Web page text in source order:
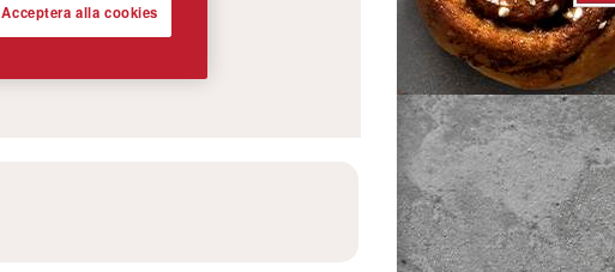
PANNKAKOR, PLÄTTAR &
Acceptera alla cookies